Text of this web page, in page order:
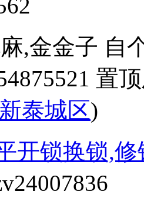
,金金子 自
置
新泰城区)
开锁换锁,